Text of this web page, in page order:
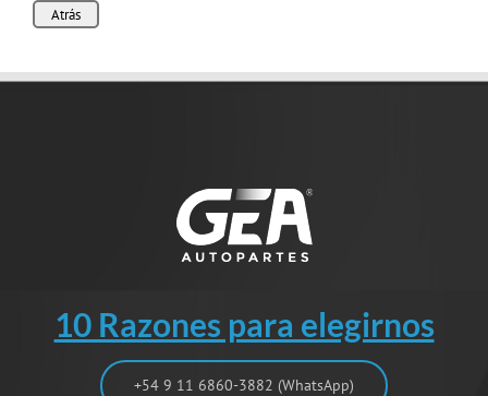
Atrás
10 Razones para elegirnos
+54 9 11 6860-3882 (WhatsApp)